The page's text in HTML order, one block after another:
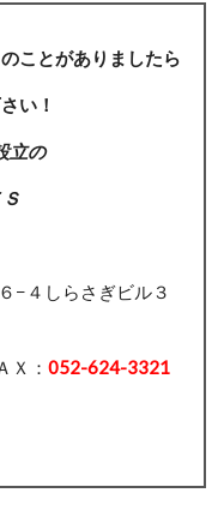
ことがありましたら
い！
立の
４しらさぎビル３
Ｘ： 052-624-3321